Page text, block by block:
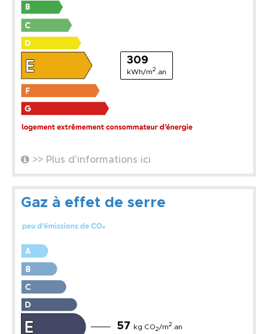
309
kWh/m2 .an
>> Plus d'informations ici
Gaz à effet de serre
57 kg CO2/m2 .an